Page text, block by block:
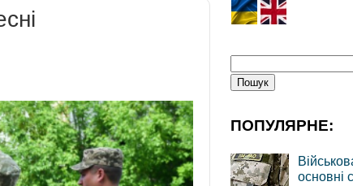
ПОПУЛЯРНЕ:
основні